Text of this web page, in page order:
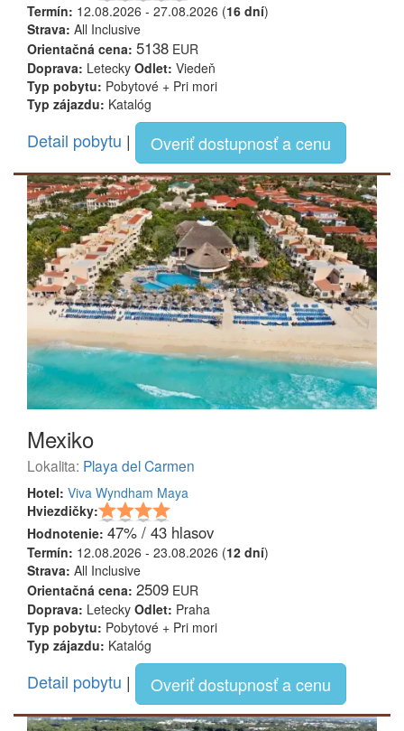
Termín: 12.08.2026 - 27.08.2026 (16 dní)
Strava: All Inclusive
Orientačná cena: 5138 EUR
Doprava: Letecky Odlet: Viedeň
Typ pobytu: Pobytové + Pri mori
Typ zájazdu: Katalóg
Detail pobytu | Overiť dostupnosť a cenu
Mexiko
Lokalita: Playa del Carmen
Hotel: Viva Wyndham Maya
Hviezdičky:
Hodnotenie: 47% / 43 hlasov
Termín: 12.08.2026 - 23.08.2026 (12 dní)
Strava: All Inclusive
Orientačná cena: 2509 EUR
Doprava: Letecky Odlet: Praha
Typ pobytu: Pobytové + Pri mori
Typ zájazdu: Katalóg
Detail pobytu | Overiť dostupnosť a cenu